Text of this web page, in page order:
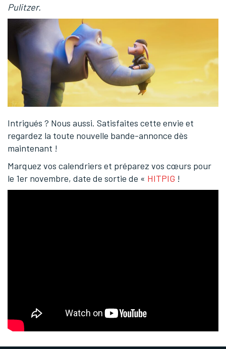
Pulitzer.
Intrigués ? Nous aussi. Satisfaites cette envie et
regardez la toute nouvelle bande-annonce dès
maintenant !
Marquez vos calendriers et préparez vos cœurs pour
le 1er novembre, date de sortie de « HITPIG !